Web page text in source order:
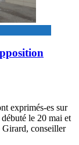
exprimés-es sur
le 20 mai et
Girard, conseiller